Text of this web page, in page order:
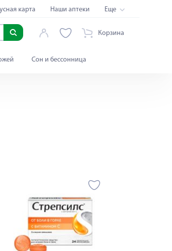
карта Наши аптеки Еще
Корзина
Сон и бессонница